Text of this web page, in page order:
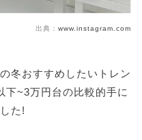
出典： www.instagram.com
冬おすすめしたいトレン
下~3万円台の比較的手に
た!